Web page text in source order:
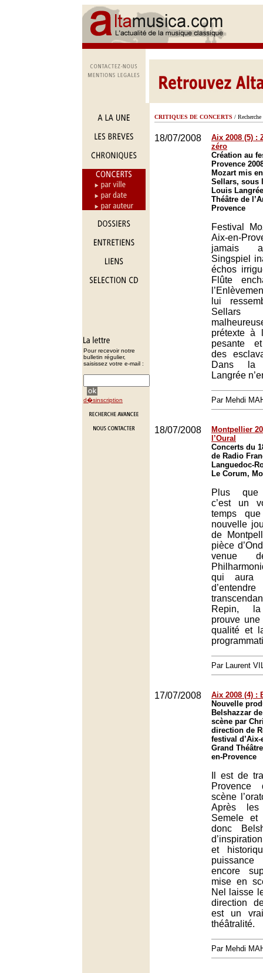
Pour recevoir notre
bulletin régulier,
saisissez votre e-mail :
d�sinscription
CRITIQUES DE CONCERTS / Recherche
18/07/2008
Aix 2008 (5) :
zéro
Création au
Provence
Mozart mis
Sellars, sous
Louis
Théâtre de
Provence
Festival
Aix-en-
jamais
Singspiel
échos
Flûte
lui
prétexte à
pesante
des
Dans la
Langrée
Par Mehdi
18/07/2008
Montpellier
l’Oural
Concerts du
de Radio
Languedoc-
Le Corum,
Plus que
c’est un
temps
nouvelle
de
pièce
venue
qui aura
Repin, la
prouve
qualité et
Par Laurent
17/07/2008
Aix 2008 (4) :
Nouvelle
Belshazzar
scène par
direction de
festival d’Aix-
Grand
en-Provence
Il est de
scène
Après les
Semele et
donc
et
encore
mise en
Nel laisse
direction
est un
théâtralité.
Par Mehdi